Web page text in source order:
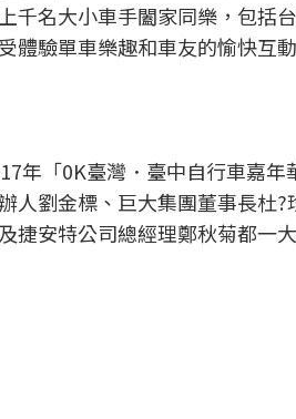
千名大小車手闔家同樂，包括
體驗單車樂趣和車友的愉快互
年「0K臺灣．臺中自行車嘉年
人劉金標、巨大集團董事長杜
捷安特公司總經理鄭秋菊都一